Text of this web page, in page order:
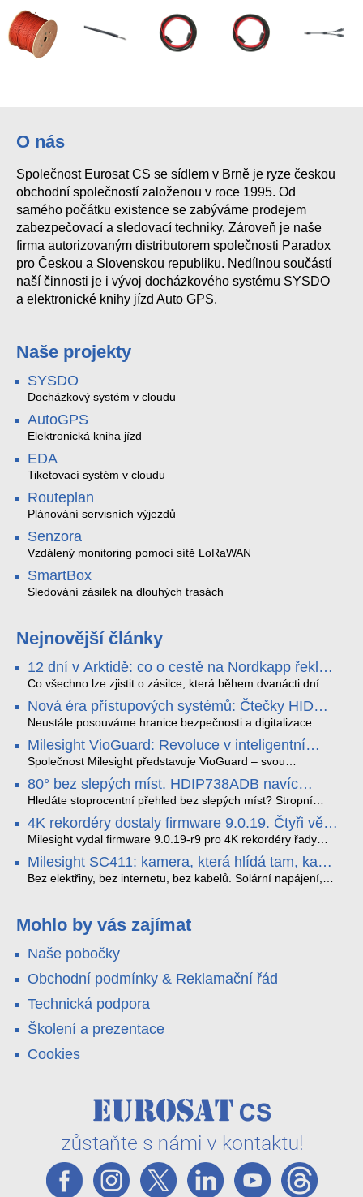
O nás
Společnost Eurosat CS se sídlem v Brně je ryze českou
obchodní společností založenou v roce 1995. Od
samého počátku existence se zabýváme prodejem
zabezpečovací a sledovací techniky. Zároveň je naše
firma autorizovaným distributorem společnosti Paradox
pro Českou a Slovenskou republiku. Nedílnou součástí
naší činnosti je i vývoj docházkového systému SYSDO
a elektronické knihy jízd Auto GPS.
Naše projekty
SYSDO
Docházkový systém v cloudu
AutoGPS
Elektronická kniha jízd
EDA
Tiketovací systém v cloudu
Routeplan
Plánování servisních výjezdů
Senzora
Vzdálený monitoring pomocí sítě LoRaWAN
SmartBox
Sledování zásilek na dlouhých trasách
Nejnovější články
12 dní v Arktidě: co o cestě na Nordkapp řekla
data ze SMARTBOX 2 MAX
Co všechno lze zjistit o zásilce, která během dvanácti dní
projede Arktidou? SMARTBOX 2 MAX jsme vzali na trasu z
Tromsø přes Lofoty, Kirunu a finské Laponsko až na
Nordkapp. Bez jediného dobití, v mrazu až −13 °C a mimo
otřesy i náklon. Výsledkem není jen čára na mapě, ale
podrobný datový příběh celé cesty.
Nová éra přístupových systémů: Čtečky HID
Signo
Neustále posouváme hranice bezpečnosti a digitalizace.
v oblasti kontroly přístupu – moderní a vysoce univerzální
čtečky HID Signo.
Milesight VioGuard: Revoluce v inteligentní
detekci dopravních přestupků
Společnost Milesight představuje VioGuard – svou
dopravních přestupků. Tento systém, poháněný
sofistikovanými algoritmy umělé inteligence (AI), je navržen
tak, aby poskytoval komplexní nástroje pro vymáhání
dopravních předpisů, zvyšoval bezpečnost na silnicích a
optimalizoval plynulost dopravy v moderních městech.
80° bez slepých míst. HDIP738ADB navíc
streamuje na YouTube – bez PC.
Hledáte stoprocentní přehled bez slepých míst? Stropní
panoramatická kamera HDIP738ADB skládá obraz ze dvou
4MP senzorů SONY do jednoho čistého 180° záběru bez
zkreslení. K tomu přidává AI detekci osob a vozidel,
YouTube – bez běžícího počítače.
4K rekordéry dostaly firmware 9.0.19. Čtyři věci,
které musíte vědět.
Milesight vydal firmware 9.0.19-r9 pro 4K rekordéry řady
které vám zjednoduší práci – a jedna z nich vám ušetří
spoustu zbytečných výjezdů k zákazníkům.
Milesight SC411: kamera, která hlídá tam, kam
kabel nedosáhne
Bez elektřiny, bez internetu, bez kabelů. Solární napájení,
váš telefon. Podívejte se na video.
Mohlo by vás zajímat
Naše pobočky
Obchodní podmínky & Reklamační řád
Technická podpora
Školení a prezentace
Cookies